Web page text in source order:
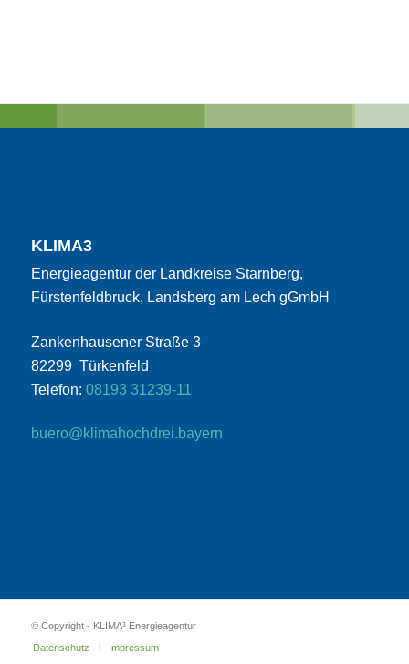
KLIMA3
Energieagentur der Landkreise Starnberg,
Fürstenfeldbruck, Landsberg am Lech gGmbH
Zankenhausener Straße 3
82299 Türkenfeld
Telefon: 08193 31239-11
buero@klimahochdrei.bayern
© Copyright - KLIMA³ Energieagentur
Datenschutz
Impressum